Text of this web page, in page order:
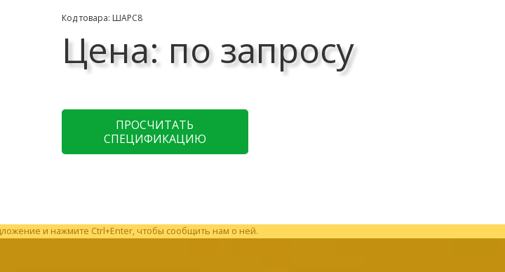
Код товара: ШАРС8
Цена: по запросу
ПРОСЧИТАТЬ
СПЕЦИФИКАЦИЮ
и нажмите Ctrl+Enter, чтобы сообщить нам о ней.